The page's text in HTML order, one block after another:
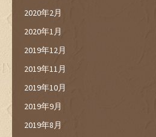
2020年2月
2020年1月
2019年12月
2019年11月
2019年10月
2019年9月
2019年8月